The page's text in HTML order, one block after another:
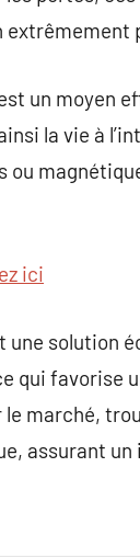
un moyen
la vie à
ou
ici
solution
qui favorise
marché,
assurant